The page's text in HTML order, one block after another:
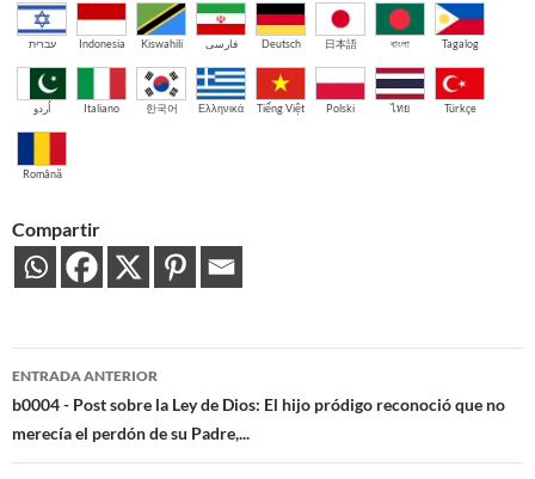
עברית Indonesia Kiswahili فارسی Deutsch 日本語 বাংলা Tagalog
اُردو Italiano 한국어 Ελληνικά Tiếng Việt Polski ไทย Türkçe
Română
Compartir
Navegación
de
entradas
ENTRADA ANTERIOR
b0004 - Post sobre la Ley de Dios: El hijo pródigo reconoció que no
merecía el perdón de su Padre,...